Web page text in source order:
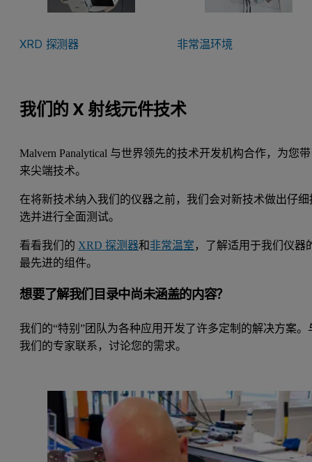
XRD 探测器 非常温环境
我们的 X 射线元件技术
Malvern Panalytical 与世界领先的技术开发机构合作，为您带
来尖端技术。
在将新技术纳入我们的仪器之前，我们会对新技术做出仔细
选并进行全面测试。
看看我们的 XRD 探测器和非常温室 ，了解适用于我们仪器
最先进的组件。
想要了解我们目录中尚未涵盖的内容？
我们的“特别”团队为各种应用开发了许多定制的解决方案。
我们的专家联系，讨论您的需求。